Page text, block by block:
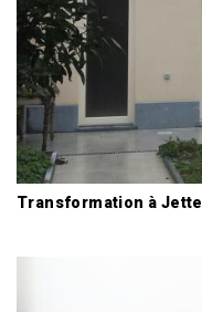
Transformation à Jette